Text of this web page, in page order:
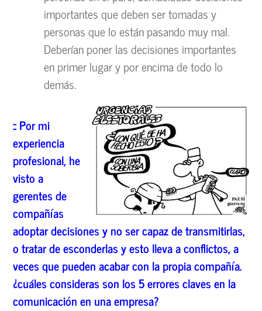
importantes que deben ser tomadas y
personas que lo están pasando muy mal.
Deberían poner las decisiones importantes
en primer lugar y por encima de todo lo
demás.
:: Por mi
experiencia
profesional, he
visto a
gerentes de
compañías
adoptar decisiones y no ser capaz de transmitirlas,
o tratar de esconderlas y esto lleva a conflictos, a
veces que pueden acabar con la propia compañía.
¿cuáles consideras son los 5 errores claves en la
comunicación en una empresa?